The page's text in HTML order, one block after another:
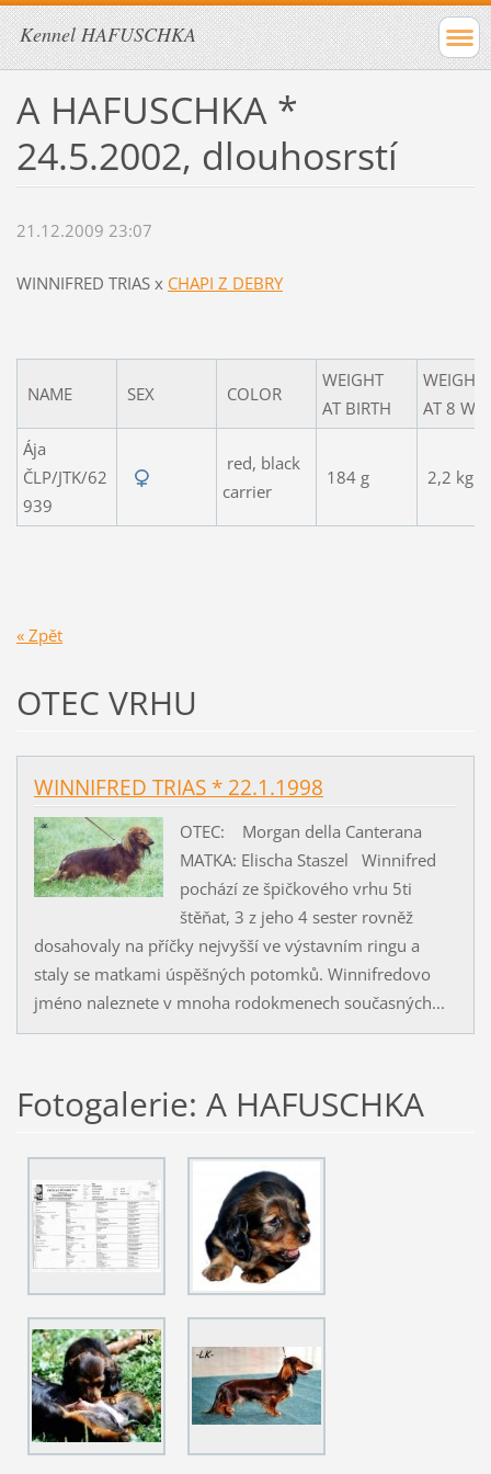
Kennel HAFUSCHKA
A HAFUSCHKA *
24.5.2002, dlouhosrstí
21.12.2009 23:07
WINNIFRED TRIAS x CHAPI Z DEBRY
NAME SEX COLOR
WEIGHT
AT BIRTH
WEIGHT
AT 8
Ája
ČLP/JTK/62
939
red, black
carrier
184 g 2,2 kg
« Zpět
OTEC VRHU
WINNIFRED TRIAS * 22.1.1998
OTEC: Morgan della Canterana
MATKA: Elischa Staszel Winnifred
pochází ze špičkového vrhu 5ti
štěňat, 3 z jeho 4 sester rovněž
dosahovaly na příčky nejvyšší ve výstavním ringu a
staly se matkami úspěšných potomků. Winnifredovo
jméno naleznete v mnoha rodokmenech současných...
Fotogalerie: A HAFUSCHKA